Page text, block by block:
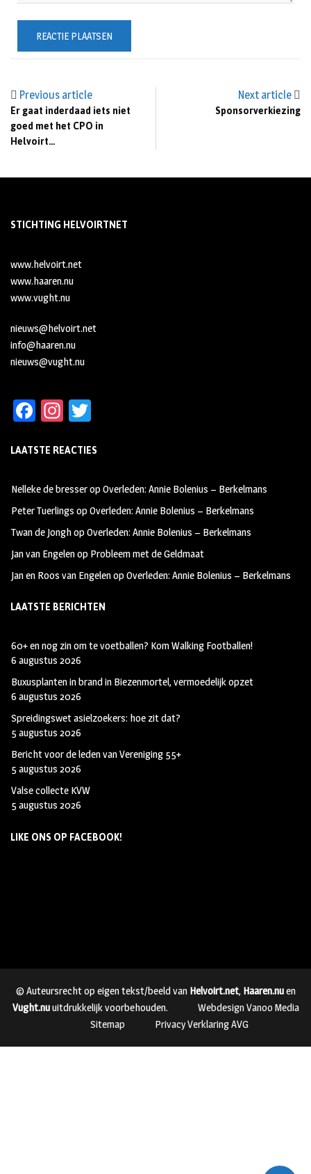
Previous article
Er gaat inderdaad iets niet
goed met het CPO in
Helvoirt…
Next article
Sponsorverkiezing
STICHTING HELVOIRTNET
www.helvoirt.net
www.haaren.nu
www.vught.nu
nieuws@helvoirt.net
info@haaren.nu
nieuws@vught.nu
Fa
b
oo
k
In
ag
m
tt
LAATSTE REACTIES
Nelleke de bresseropOverleden: Annie Bolenius – Berkelmans
Peter Tuerlings opOverleden: Annie Bolenius – Berkelmans
Twan de JonghopOverleden: Annie Bolenius – Berkelmans
Jan van Engelenop Probleem met de Geldmaat
Jan en Roos van EngelenopOverleden: Annie Bolenius – Berkelmans
LAATSTE BERICHTEN
60+ en nog zin om te voetballen? Kom Walking Footballen!
6 augustus 2026
Buxusplanten in brand in Biezenmortel, vermoedelijk opzet
6 augustus 2026
Spreidingswet asielzoekers: hoe zit dat?
5 augustus 2026
Bericht voor de leden van Vereniging 55+
5 augustus 2026
Valse collecte KVW
5 augustus 2026
LIKE ONS OP FACEBOOK!
© Auteursrecht op eigen tekst/beeld van Helvoirt.net, Haaren.nuen
Vught.nuuitdrukkelijk voorbehouden.
Webdesign Vanoo Media
Sitemap
Privacy Verklaring AVG